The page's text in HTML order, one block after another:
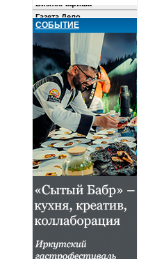
Бизнес-афиша
Газета Дело
РЫНКИ
КОМПАНИИ
О ПРОЕКТЕ
СОБЫТИЕ